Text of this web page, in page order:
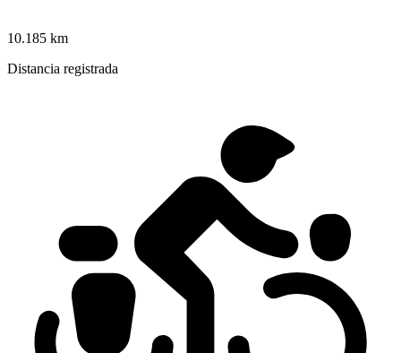
10.185 km
Distancia registrada